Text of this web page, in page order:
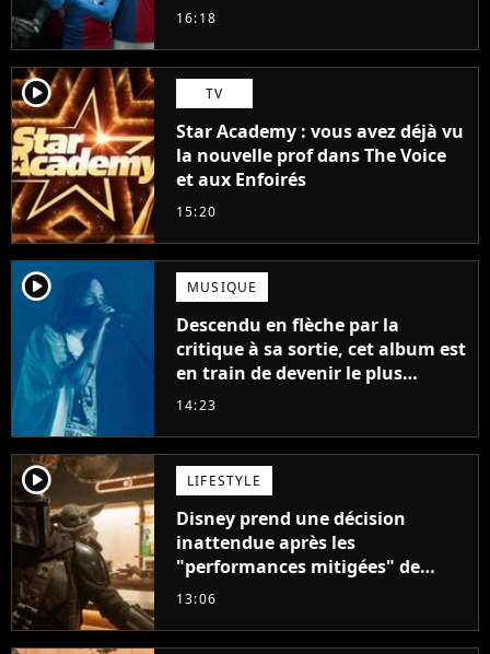
16:18
player2 TV
Star Academy : vous avez déjà vu
la nouvelle prof dans The Voice
et aux Enfoirés
15:20
player2 MUSIQUE
Descendu en flèche par la
critique à sa sortie, cet album est
en train de devenir le plus
populaire de son auteur
14:23
player2 LIFESTYLE
Disney prend une décision
inattendue après les
"performances mitigées" de
Vaiana et The Mandalorian &
13:06